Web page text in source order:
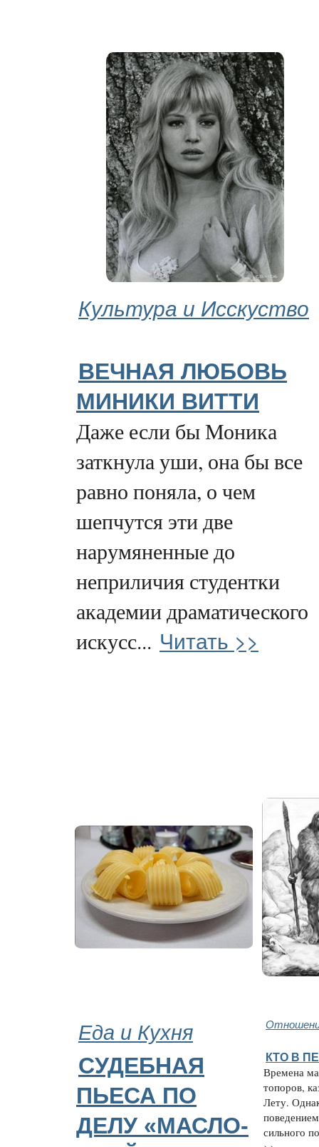
Культура и Исскуство
ВЕЧНАЯ ЛЮБОВЬ
МИНИКИ ВИТТИ
Даже если бы Моника
заткнула уши, она бы все
равно поняла, о чем
шепчутся эти две
нарумяненные до
неприличия студентки
академии драматического
искусс... Читать >>
Еда и Кухня
СУДЕБНАЯ
ПЬЕСА ПО
ДЕЛУ «МАСЛО-
КТО В
Времена
топоров,
Лету.
сильного